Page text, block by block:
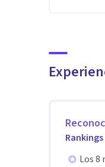
Rankings
Los 8